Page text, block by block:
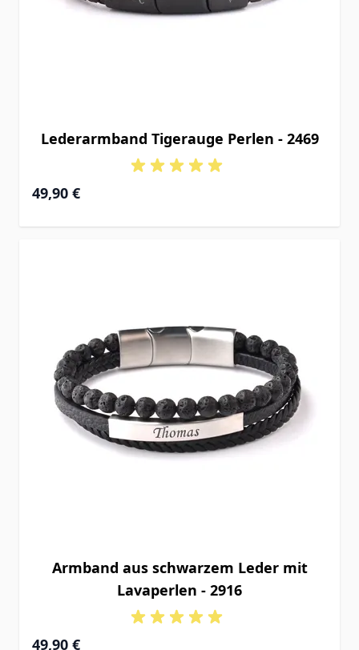
Lederarmband Tigerauge Perlen - 2469
49,90 €
Armband aus schwarzem Leder mit
Lavaperlen - 2916
49,90 €